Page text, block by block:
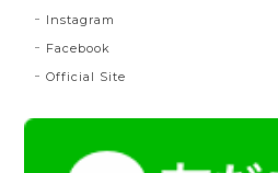
Instagram
Facebook
Official Site